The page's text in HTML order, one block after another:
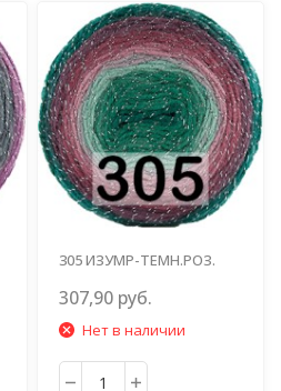
305 ИЗУМР-ТЕМН.РОЗ.
307,90 руб.
Нет в наличии